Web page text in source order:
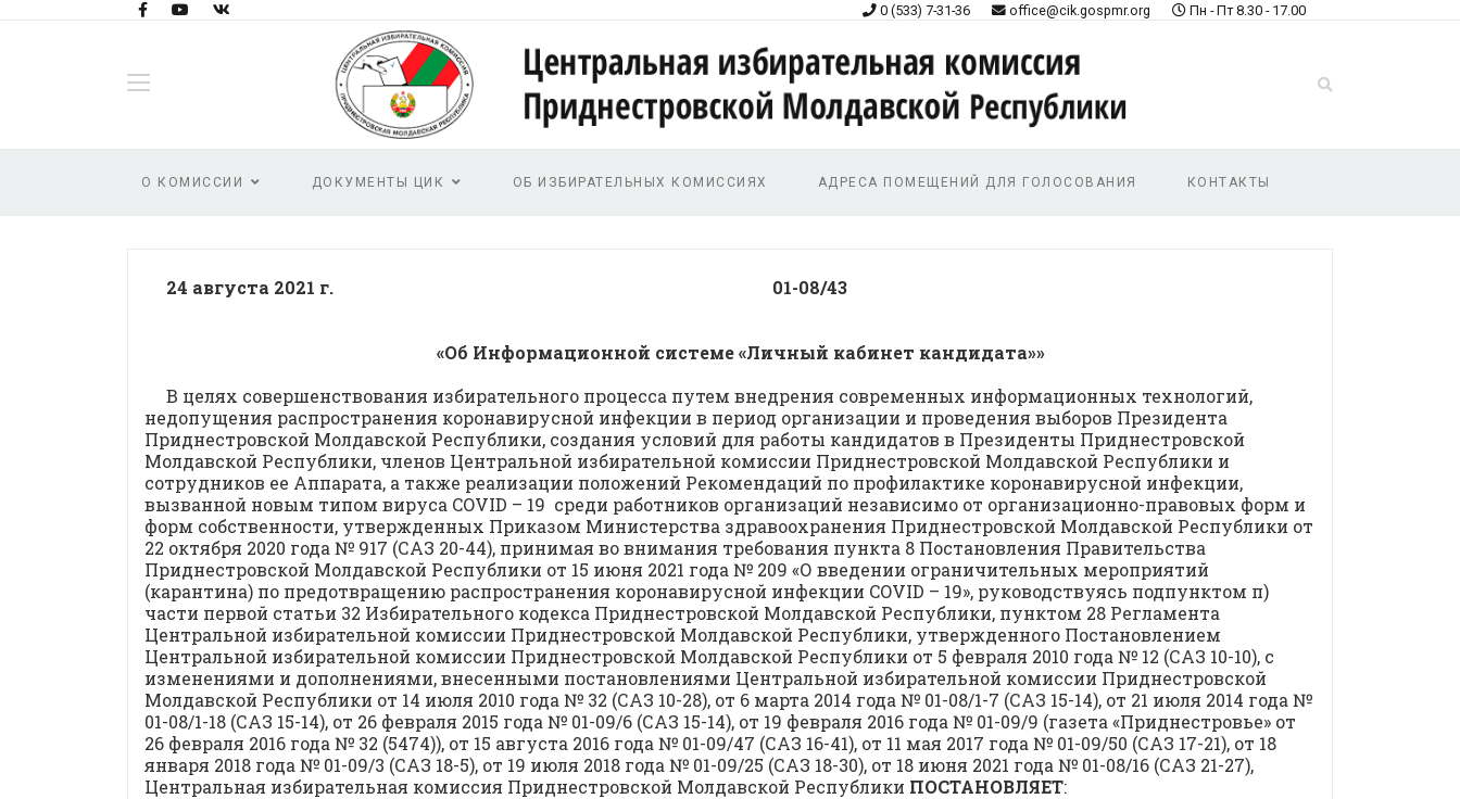
0 (533) 7-31-36 office@cik.gospmr.org Пн - Пт 8.30 - 17.00
О КОМИССИИ ДОКУМЕНТЫ ЦИК ОБ ИЗБИРАТЕЛЬНЫХ КОМИССИЯХ АДРЕСА ПОМЕЩЕНИЙ ДЛЯ ГОЛОСОВАНИЯ КОНТАКТЫ
24 августа 2021 г. 01-08/43
«Об Информационной системе «Личный кабинет кандидата»»
В целях совершенствования избирательного процесса путем внедрения современных информационных технологий,
недопущения распространения коронавирусной инфекции в период организации и проведения выборов Президента
Приднестровской Молдавской Республики, создания условий для работы кандидатов в Президенты Приднестровской
Молдавской Республики, членов Центральной избирательной комиссии Приднестровской Молдавской Республики и
сотрудников ее Аппарата, а также реализации положений Рекомендаций по профилактике коронавирусной инфекции,
вызванной новым типом вируса COVID – 19 среди работников организаций независимо от организационно-правовых форм и
форм собственности, утвержденных Приказом Министерства здравоохранения Приднестровской Молдавской Республики от
22 октября 2020 года № 917 (САЗ 20-44), принимая во внимания требования пункта 8 Постановления Правительства
Приднестровской Молдавской Республики от 15 июня 2021 года № 209 «О введении ограничительных мероприятий
(карантина) по предотвращению распространения коронавирусной инфекции COVID – 19», руководствуясь подпунктом п)
части первой статьи 32 Избирательного кодекса Приднестровской Молдавской Республики, пунктом 28 Регламента
Центральной избирательной комиссии Приднестровской Молдавской Республики, утвержденного Постановлением
Центральной избирательной комиссии Приднестровской Молдавской Республики от 5 февраля 2010 года № 12 (САЗ 10-10), с
изменениями и дополнениями, внесенными постановлениями Центральной избирательной комиссии Приднестровской
Молдавской Республики от 14 июля 2010 года № 32 (САЗ 10-28), от 6 марта 2014 года № 01-08/1-7 (САЗ 15-14), от 21 июля 2014 года №
01-08/1-18 (САЗ 15-14), от 26 февраля 2015 года № 01-09/6 (САЗ 15-14), от 19 февраля 2016 года № 01-09/9 (газета «Приднестровье» от
26 февраля 2016 года № 32 (5474)), от 15 августа 2016 года № 01-09/47 (САЗ 16-41), от 11 мая 2017 года № 01-09/50 (САЗ 17-21), от 18
января 2018 года № 01-09/3 (САЗ 18-5), от 19 июля 2018 года № 01-09/25 (САЗ 18-30), от 18 июня 2021 года № 01-08/16 (САЗ 21-27),
Центральная избирательная комиссия Приднестровской Молдавской Республики ПОСТАНОВЛЯЕТ: